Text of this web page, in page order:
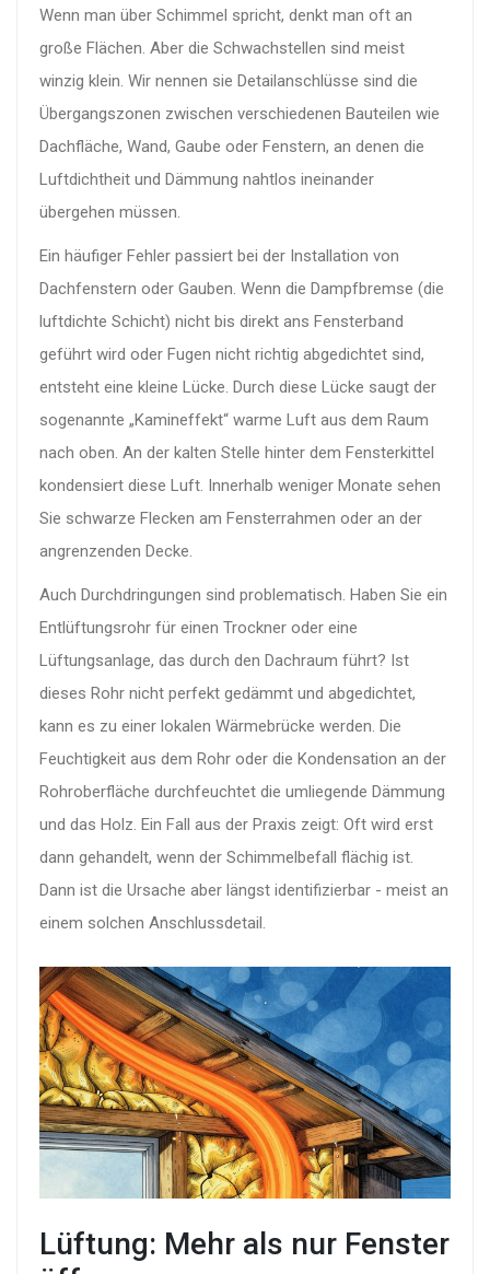
Wenn man über Schimmel spricht, denkt man oft an
große Flächen. Aber die Schwachstellen sind meist
winzig klein. Wir nennen sie Detailanschlüsse sind die
Übergangszonen zwischen verschiedenen Bauteilen wie
Dachfläche, Wand, Gaube oder Fenstern, an denen die
Luftdichtheit und Dämmung nahtlos ineinander
übergehen müssen.
Ein häufiger Fehler passiert bei der Installation von
Dachfenstern oder Gauben. Wenn die Dampfbremse (die
luftdichte Schicht) nicht bis direkt ans Fensterband
geführt wird oder Fugen nicht richtig abgedichtet sind,
entsteht eine kleine Lücke. Durch diese Lücke saugt der
sogenannte „Kamineffekt“ warme Luft aus dem Raum
nach oben. An der kalten Stelle hinter dem Fensterkittel
kondensiert diese Luft. Innerhalb weniger Monate sehen
Sie schwarze Flecken am Fensterrahmen oder an der
angrenzenden Decke.
Auch Durchdringungen sind problematisch. Haben Sie ein
Entlüftungsrohr für einen Trockner oder eine
Lüftungsanlage, das durch den Dachraum führt? Ist
dieses Rohr nicht perfekt gedämmt und abgedichtet,
kann es zu einer lokalen Wärmebrücke werden. Die
Feuchtigkeit aus dem Rohr oder die Kondensation an der
Rohroberfläche durchfeuchtet die umliegende Dämmung
und das Holz. Ein Fall aus der Praxis zeigt: Oft wird erst
dann gehandelt, wenn der Schimmelbefall flächig ist.
Dann ist die Ursache aber längst identifizierbar - meist an
einem solchen Anschlussdetail.
Lüftung: Mehr als nur Fenster